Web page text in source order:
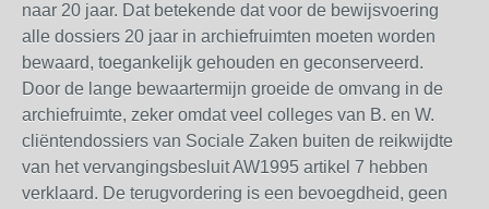
naar 20 jaar. Dat betekende dat voor de bewijsvoering
alle dossiers 20 jaar in archiefruimten moeten worden
bewaard, toegankelijk gehouden en geconserveerd.
Door de lange bewaartermijn groeide de omvang in de
archiefruimte, zeker omdat veel colleges van B. en W.
cliëntendossiers van Sociale Zaken buiten de reikwijdte
van het vervangingsbesluit AW1995 artikel 7 hebben
verklaard. De terugvordering is een bevoegdheid, geen